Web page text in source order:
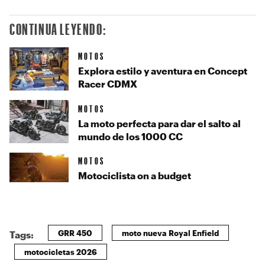
CONTINUA LEYENDO:
MOTOS
Explora estilo y aventura en Concept
Racer CDMX
MOTOS
La moto perfecta para dar el salto al
mundo de los 1000 CC
MOTOS
Motociclista on a budget
Tags: GRR 450 moto nueva Royal Enfield
motocicletas 2026